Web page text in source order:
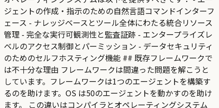
ジェントの作成・指示のための自然言語コマンドインターフ
ェース - ナレッジベースとツール全体にわたる統合リソース
管理 - 完全な実行可観測性と監査証跡 - エンタープライズレ
ベルのアクセス制御とパーミッション - データセキュリティ
のためのセルフホスティング機能 ## 既存フレームワークで
は不十分な理由 フレームワークは間違った問題を解こうと
しています。フレームワークは1つのエージェントを構築す
るのを助けます。OS は50のエージェントを動かすのを助け
ます。 この違いはコンパイラとオペレーティングシステム